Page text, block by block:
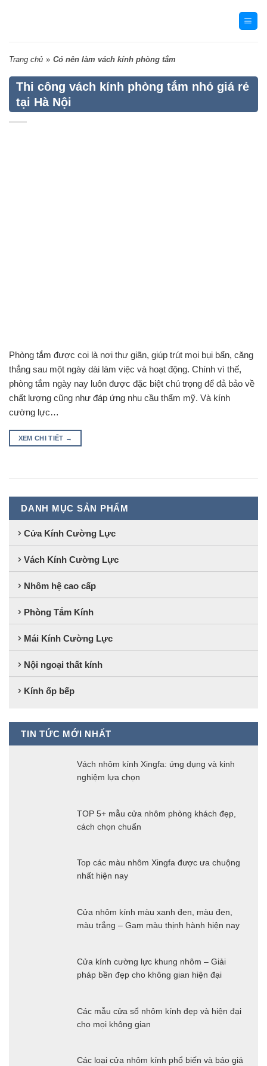
Trang chủ » Có nên làm vách kính phòng tắm
DANH MỤC SẢN PHẨM
Cửa Kính Cường Lực
Vách Kính Cường Lực
Nhôm hệ cao cấp
Phòng Tắm Kính
Mái Kính Cường Lực
Nội ngoại thất kính
Kính ốp bếp
TIN TỨC MỚI NHẤT
Vách nhôm kính Xingfa: ứng dụng và kinh
nghiệm lựa chọn
TOP 5+ mẫu cửa nhôm phòng khách đẹp,
cách chọn chuẩn
Top các màu nhôm Xingfa được ưa chuộng
nhất hiện nay
Cửa nhôm kính màu xanh đen, màu đen,
màu trắng – Gam màu thịnh hành hiện nay
Cửa kính cường lực khung nhôm – Giải
pháp bền đẹp cho không gian hiện đại
Các mẫu cửa sổ nhôm kính đẹp và hiện đại
cho mọi không gian
Các loại cửa nhôm kính phổ biến và báo giá
Thi công vách kính phòng tắm nhỏ giá rẻ
tại Hà Nội
Phòng tắm được coi là nơi thư giãn, giúp trút mọi bụi bẩn, căng
thẳng sau một ngày dài làm việc và hoạt động. Chính vì thế,
phòng tắm ngày nay luôn được đặc biệt chú trọng để đả bảo về
chất lượng cũng như đáp ứng nhu cầu thẩm mỹ. Và kính
cường lực…
XEM CHI TIẾT →